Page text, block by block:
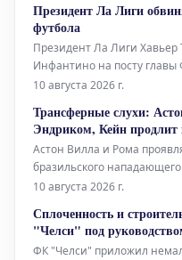
по 2013 год, и в интервью
«Ливерпуля» признал это
Президент Ла Лиги
футбола
Президент Ла Лиги Хавьер
Инфантино на посту
его в "разрушении самой
предложения о
Инфантино подвергся
10 августа 2026 г.
Трансферные слухи:
Эндриком, Кейн продлит
контактирует с Барколой
Астон Вилла и Рома
бразильского
Мадрида. Ожидается, что
Арсенал вступил в
Барколы (23 года), пытаясь
10 августа 2026 г.
Сплоченность и
"Челси" под
ФК "Челси" приложил